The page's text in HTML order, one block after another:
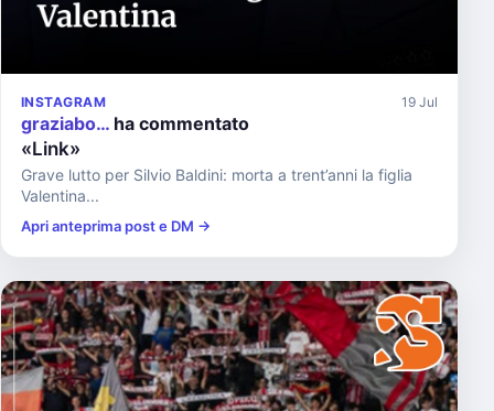
INSTAGRAM 19 Jul
graziabo… ha commentato
«Link»
Grave lutto per Silvio Baldini: morta a trent’anni la figlia
Valentina...
Apri anteprima post e DM →